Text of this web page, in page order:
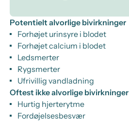
Potentielt alvorlige bivirkninger
Forhøjet urinsyre i blodet
Forhøjet calcium i blodet
Ledsmerter
Rygsmerter
Ufrivillig vandladning
Oftest ikke alvorlige bivirkninger
Hurtig hjerterytme
Fordøjelsesbesvær